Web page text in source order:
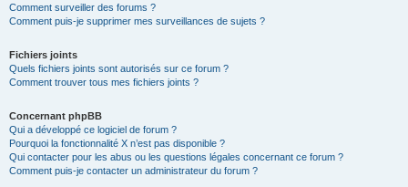
Comment surveiller des forums ?
Comment puis-je supprimer mes surveillances de sujets ?
Fichiers joints
Quels fichiers joints sont autorisés sur ce forum ?
Comment trouver tous mes fichiers joints ?
Concernant phpBB
Qui a développé ce logiciel de forum ?
Pourquoi la fonctionnalité X n’est pas disponible ?
Qui contacter pour les abus ou les questions légales concernant ce forum ?
Comment puis-je contacter un administrateur du forum ?